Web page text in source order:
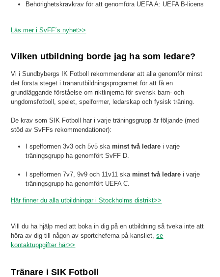
Behörighetskravkrav för att genomföra UEFA A: UEFA B-licens
Läs mer i SvFF´s nyhet>>
Vilken utbildning borde jag ha som ledare?
Vi i Sundbybergs IK Fotboll rekommenderar att alla genomför minst
det första steget i tränarutbildningsprogramet för att få en
grundläggande förståelse om riktlinjerna för svensk barn- och
ungdomsfotboll, spelet, spelformer, ledarskap och fysisk träning.
De krav som SIK Fotboll har i varje träningsgrupp är följande (med
stöd av SvFFs rekommendationer):
I spelformen 3v3 och 5v5 skaminst två ledare i varje
träningsgrupp ha genomfört SvFF D.
I spelformen 7v7, 9v9 och 11v11 skaminst två ledare i varje
träningsgrupp ha genomfört UEFA C.
Här finner du alla utbildningar i Stockholms distrikt>>
Vill du ha hjälp med att boka in dig på en utbildning så tveka inte att
höra av dig till någon av sportcheferna på kansliet,se
kontaktuppgifter här>>
Tränare i SIK Fotboll